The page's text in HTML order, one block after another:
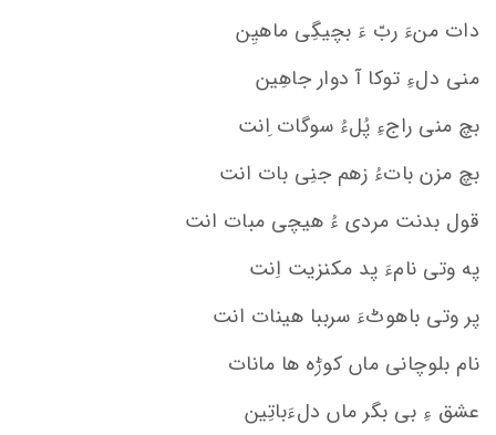
دات منءَ ربّ ءَ بچیگِی ماهیِن
منی دلءِ توکا آ دوار جاهِین
بچ منی راجءِ پُلءُ سوگات ِانت
بچ مزن باتءُ زهم جنِی بات انت
قول بدنت مردی ءُ هیچی مبات انت
په وتی نامءَ پد مکنزیت اِنت
پر وتی باهوٹءَ سرببا هینات انت
نام بلوچانی ماں کوڑه ها مانات
عشق ءِ بی بگر ماں دلءَباتِین